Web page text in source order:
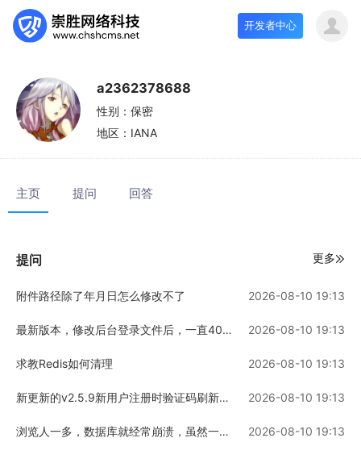
开发者中心
a2362378688
性别： 保密
地区： IANA
主页 提问 回答
提问 更多
附件路径除了年月日怎么修改不了 2026-08-10 19:13
最新版本，修改后台登录文件后，一直404页面 2026-08-10 19:13
求教Redis如何清理 2026-08-10 19:13
新更新的v2.5.9新用户注册时验证码刷新不出来 2026-08-10 19:13
浏览人一多，数据库就经常崩溃，虽然一修复就好，但是每天得修复好几次 2026-08-10 19:13